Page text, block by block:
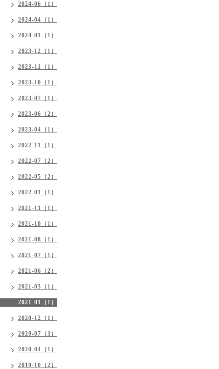
2024-06（1）
2024-04（1）
2024-01（1）
2023-12（1）
2023-11（1）
2023-10（1）
2023-07（1）
2023-06（2）
2023-04（1）
2022-11（1）
2022-07（2）
2022-05（2）
2022-01（1）
2021-11（1）
2021-10（1）
2021-08（1）
2021-07（1）
2021-06（2）
2021-03（1）
2021-01（1）
2020-12（1）
2020-07（3）
2020-04（1）
2019-10（2）